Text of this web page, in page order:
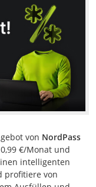
von NordPass
€/Monat und
intelligenten
profitiere von